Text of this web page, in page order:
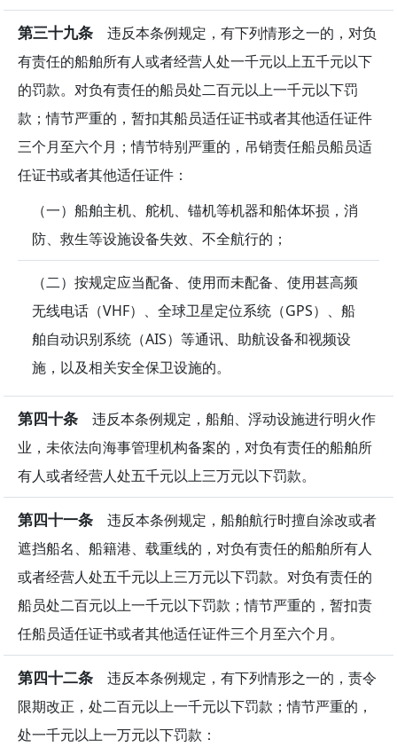
第三十九条 违反本条例规定，有下列情形之一的，对负
有责任的船舶所有人或者经营人处一千元以上五千元以下
的罚款。对负有责任的船员处二百元以上一千元以下罚
款；情节严重的，暂扣其船员适任证书或者其他适任证件
三个月至六个月；情节特别严重的，吊销责任船员船员适
任证书或者其他适任证件：
（一）船舶主机、舵机、锚机等机器和船体坏损，消
防、救生等设施设备失效、不全航行的；
（二）按规定应当配备、使用而未配备、使用甚高频
无线电话（VHF）、全球卫星定位系统（GPS）、船
舶自动识别系统（AIS）等通讯、助航设备和视频设
施，以及相关安全保卫设施的。
第四十条 违反本条例规定，船舶、浮动设施进行明火作
业，未依法向海事管理机构备案的，对负有责任的船舶所
有人或者经营人处五千元以上三万元以下罚款。
第四十一条 违反本条例规定，船舶航行时擅自涂改或者
遮挡船名、船籍港、载重线的，对负有责任的船舶所有人
或者经营人处五千元以上三万元以下罚款。对负有责任的
船员处二百元以上一千元以下罚款；情节严重的，暂扣责
任船员适任证书或者其他适任证件三个月至六个月。
第四十二条 违反本条例规定，有下列情形之一的，责令
限期改正，处二百元以上一千元以下罚款；情节严重的，
处一千元以上一万元以下罚款：